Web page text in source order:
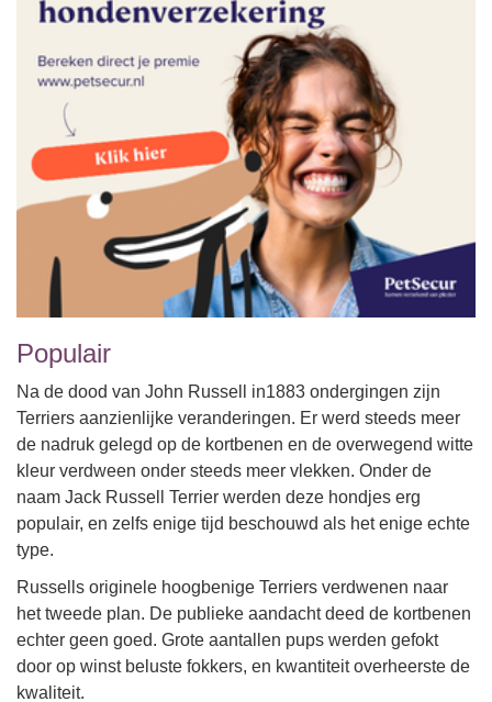
Populair
Na de dood van John Russell in1883 ondergingen zijn
Terriers aanzienlijke veranderingen. Er werd steeds meer
de nadruk gelegd op de kortbenen en de overwegend witte
kleur verdween onder steeds meer vlekken. Onder de
naam Jack Russell Terrier werden deze hondjes erg
populair, en zelfs enige tijd beschouwd als het enige echte
type.
Russells originele hoogbenige Terriers verdwenen naar
het tweede plan. De publieke aandacht deed de kortbenen
echter geen goed. Grote aantallen pups werden gefokt
door op winst beluste fokkers, en kwantiteit overheerste de
kwaliteit.